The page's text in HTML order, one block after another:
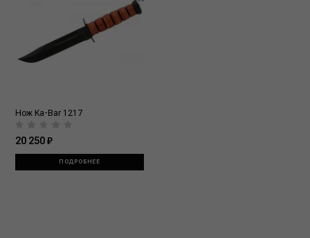
Нож Ka-Bar 1217
20 250 ₽
ПОДРОБНЕЕ